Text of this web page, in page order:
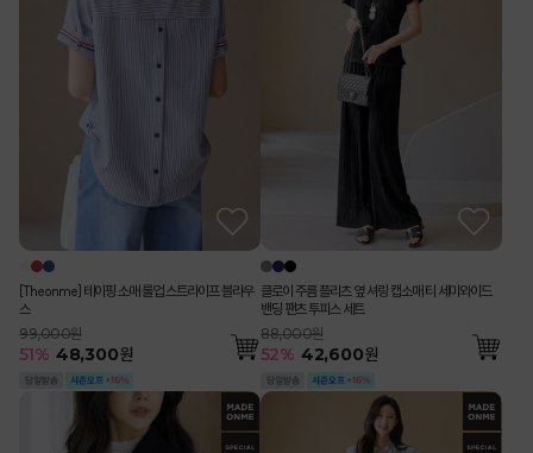
[Theonme] 테이핑 소매 롤업 스트라이프 블라우
스
99,000원
51% 48,300원
클로이 주름 플리츠 옆 셔링 캡소매 티 세미와이드
밴딩 팬츠 투피스 세트
88,000원
52% 42,600원